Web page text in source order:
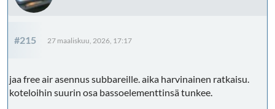
#215 27 maaliskuu, 2026, 17:17
jaa free air asennus subbareille. aika harvinainen ratkaisu.
koteloihin suurin osa bassoelementtinsä tunkee.